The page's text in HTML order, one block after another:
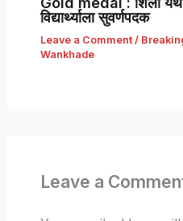
विद्यार्थ्याला सुवर्णपदक
Leave a Comment /
Wankhade
Leave a